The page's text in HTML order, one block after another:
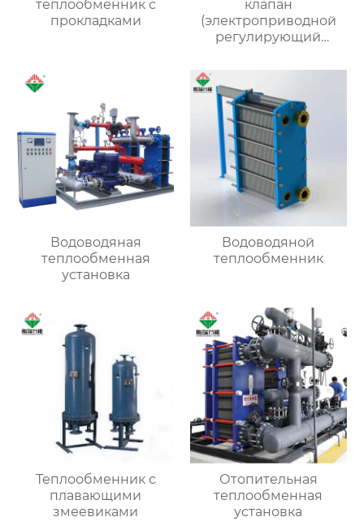
теплообменник с
прокладками
клапан
(электроприводной
регулирующий
Водоводяная
теплообменная
установка
Водоводяной
теплообменник
Теплообменник с
плавающими
змеевиками
Отопительная
теплообменная
установка